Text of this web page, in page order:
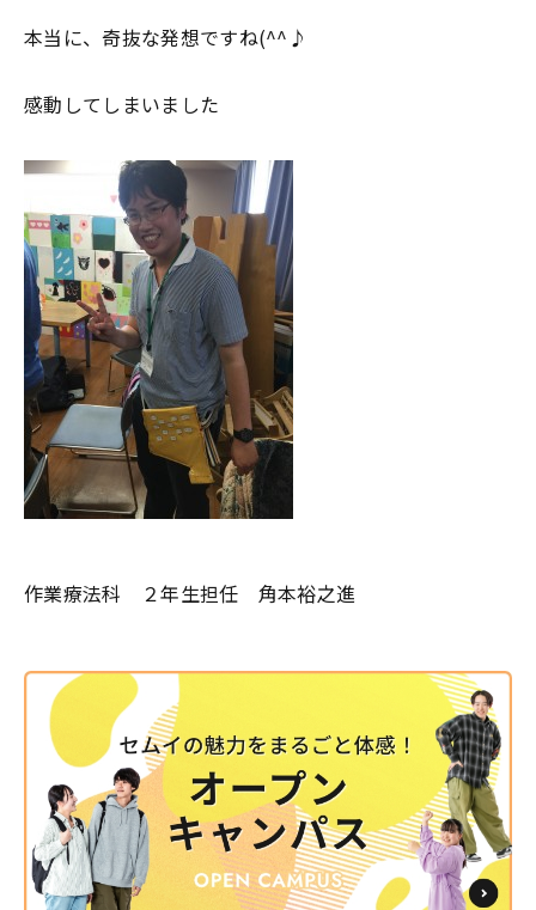
本当に、奇抜な発想ですね(^^♪
感動してしまいました
作業療法科 ２年生担任 角本裕之進